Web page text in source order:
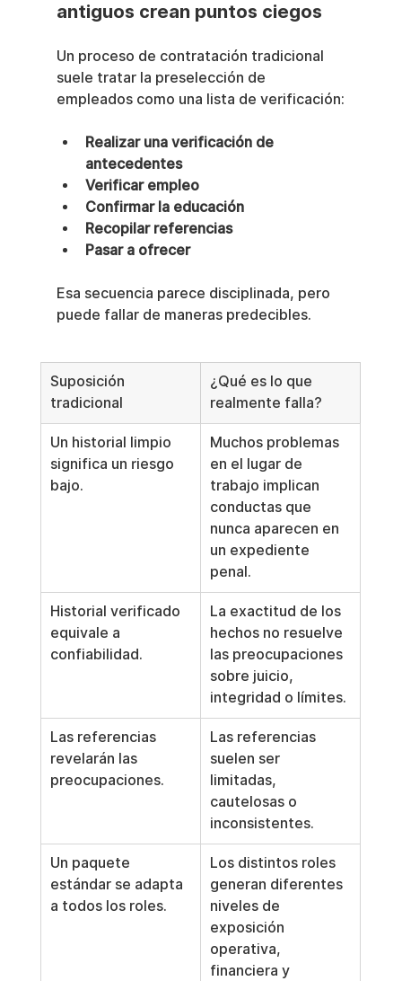
antiguos crean puntos ciegos
Un proceso de contratación tradicional
suele tratar la preselección de
empleados como una lista de verificación:
Realizar una verificación de
antecedentes
Verificar empleo
Confirmar la educación
Recopilar referencias
Pasar a ofrecer
Esa secuencia parece disciplinada, pero
puede fallar de maneras predecibles.
Suposición
tradicional
¿Qué es lo que
realmente falla?
Un historial limpio
significa un riesgo
bajo.
Muchos problemas
en el lugar de
trabajo implican
conductas que
nunca aparecen en
un expediente
penal.
Historial verificado
equivale a
confiabilidad.
La exactitud de los
hechos no resuelve
las preocupaciones
sobre juicio,
integridad o límites.
Las referencias
revelarán las
preocupaciones.
Las referencias
suelen ser
limitadas,
cautelosas o
inconsistentes.
Un paquete
estándar se adapta
a todos los roles.
Los distintos roles
generan diferentes
niveles de
exposición
operativa,
financiera y